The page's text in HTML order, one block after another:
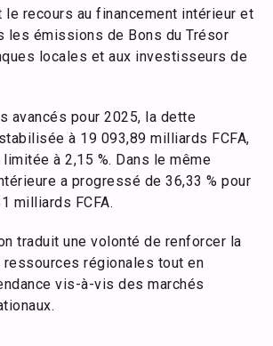
recours au financement intérieur et
les émissions de Bons du Trésor
locales et aux investisseurs de
avancés pour 2025, la dette
à 19 093,89 milliards FCFA,
à 2,15 %. Dans le même
a progressé de 36,33 % pour
milliards FCFA.
traduit une volonté de renforcer la
régionales tout en
vis-à-vis des marchés